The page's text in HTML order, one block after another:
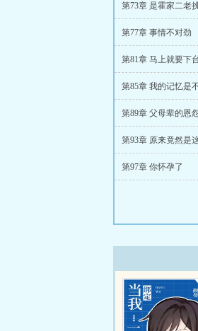
第73章 是霍家二老
第77章 事情不对劲
第81章 马上就要下
第85章 我的记忆是
第89章 父母辈的恩
第93章 原来竟然是
第97章 你怀孕了